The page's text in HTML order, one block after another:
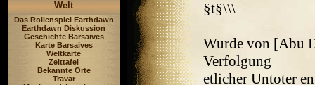
Welt
Das Rollenspiel Earthdawn
Earthdawn Diskussion
Geschichte Barsaives
Karte Barsaives
Weltkarte
Zeittafel
Bekannte Orte
Travar
§t§\\\
Wurde von [Abu
Verfolgung
etlicher Untoter